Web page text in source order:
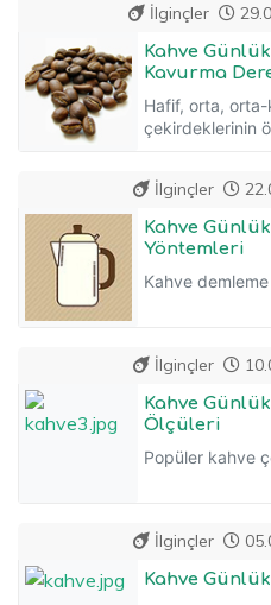
İlginçler
Kahve
Kavurma
Hafif, orta,
çekirdeklerinin
İlginçler
Kahve
Yöntemleri
Kahve
İlginçler
Kahve
Ölçüleri
Popüler kahve
İlginçler
Kahve